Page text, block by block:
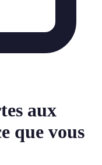
aux
que vous